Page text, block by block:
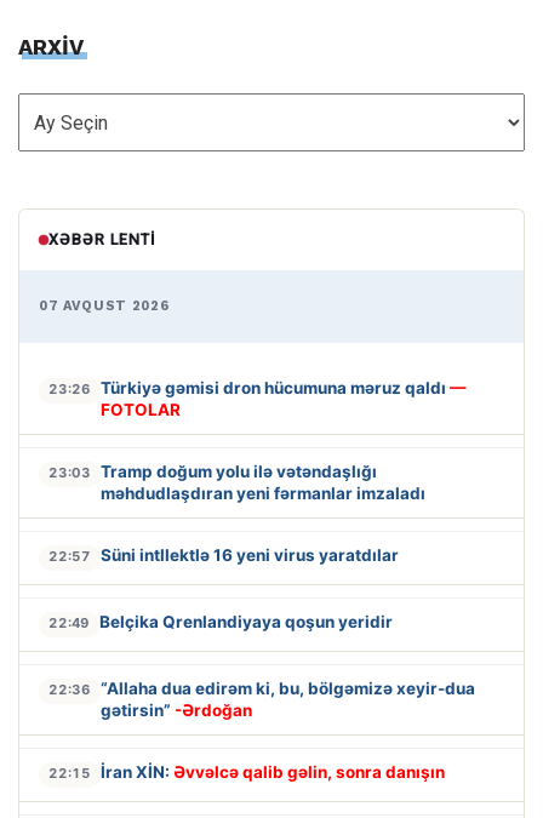
ARXİV
ARXİV
XƏBƏR LENTI
07 AVQUST 2026
23:26 Türkiyə gəmisi dron hücumuna məruz qaldı —
FOTOLAR
23:03
Tramp doğum yolu ilə vətəndaşlığı
məhdudlaşdıran yeni fərmanlar imzaladı
22:57 Süni intllektlə 16 yeni virus yaratdılar
22:49 Belçika Qrenlandiyaya qoşun yeridir
22:36
“Allaha dua edirəm ki, bu, bölgəmizə xeyir-dua
gətirsin” -Ərdoğan
22:15 İran XİN: Əvvəlcə qalib gəlin, sonra danışın